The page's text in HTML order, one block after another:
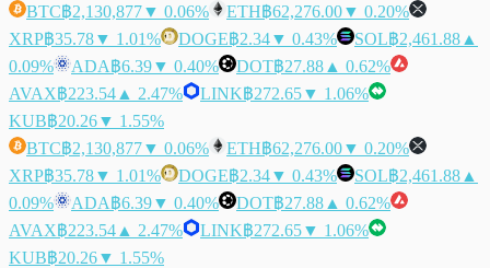
BTC฿2,130,877▼ 0.06% ETH฿62,276.00▼ 0.20%
XRP฿35.78▼ 1.01% DOGE฿2.34▼ 0.43% SOL฿2,461.88 ▲
0.09%
ADA฿6.39▼ 0.40% DOT฿27.88 ▲ 0.62%
AVAX฿223.54 ▲ 2.47% LINK฿272.65▼ 1.06%
KUB฿20.26▼ 1.55%
BTC฿2,130,877▼ 0.06% ETH฿62,276.00▼ 0.20%
XRP฿35.78▼ 1.01% DOGE฿2.34▼ 0.43% SOL฿2,461.88 ▲
0.09%
ADA฿6.39▼ 0.40% DOT฿27.88 ▲ 0.62%
AVAX฿223.54 ▲ 2.47% LINK฿272.65▼ 1.06%
KUB฿20.26▼ 1.55%